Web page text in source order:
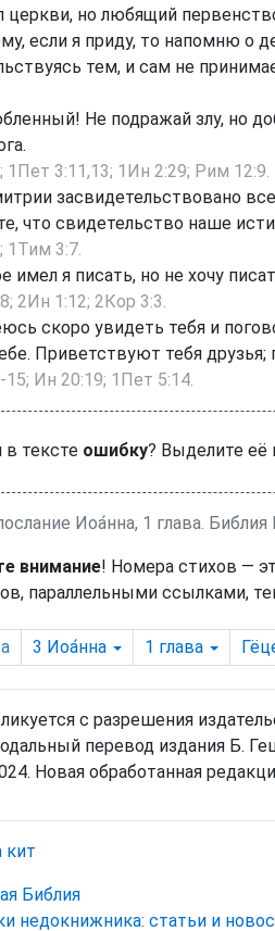
церкви, но любящий
если я приду, то напомню о
тем, и сам не
Не подражай злу, но
; 1Пет 3:11,13; 1Ин 2:29; Рим 12:9
засвидетельствовано
что свидетельство наше
; 1Тим 3:7
имел я писать, но не хочу
; 2Ин 1:12; 2Кор 3:3
скоро увидеть тебя и
Приветствуют тебя друзья;
15; Ин 20:19; 1Пет 5:14
тексте ошибку? Выделите её
Иоа́нна, 1 глава. Библия
внимание! Номера стихов —
параллельными ссылками,
3 Иоа́нна 1 глава
с разрешения
перевод издания Б.
Новая обработанная
кит
Библия
недокнижника: статьи и